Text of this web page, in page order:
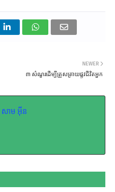
NEWER
៣ សំណួរដើម្បីត្រួសត្រាយផ្លូវជីវិតអ្នក
សាម អ៊ីន